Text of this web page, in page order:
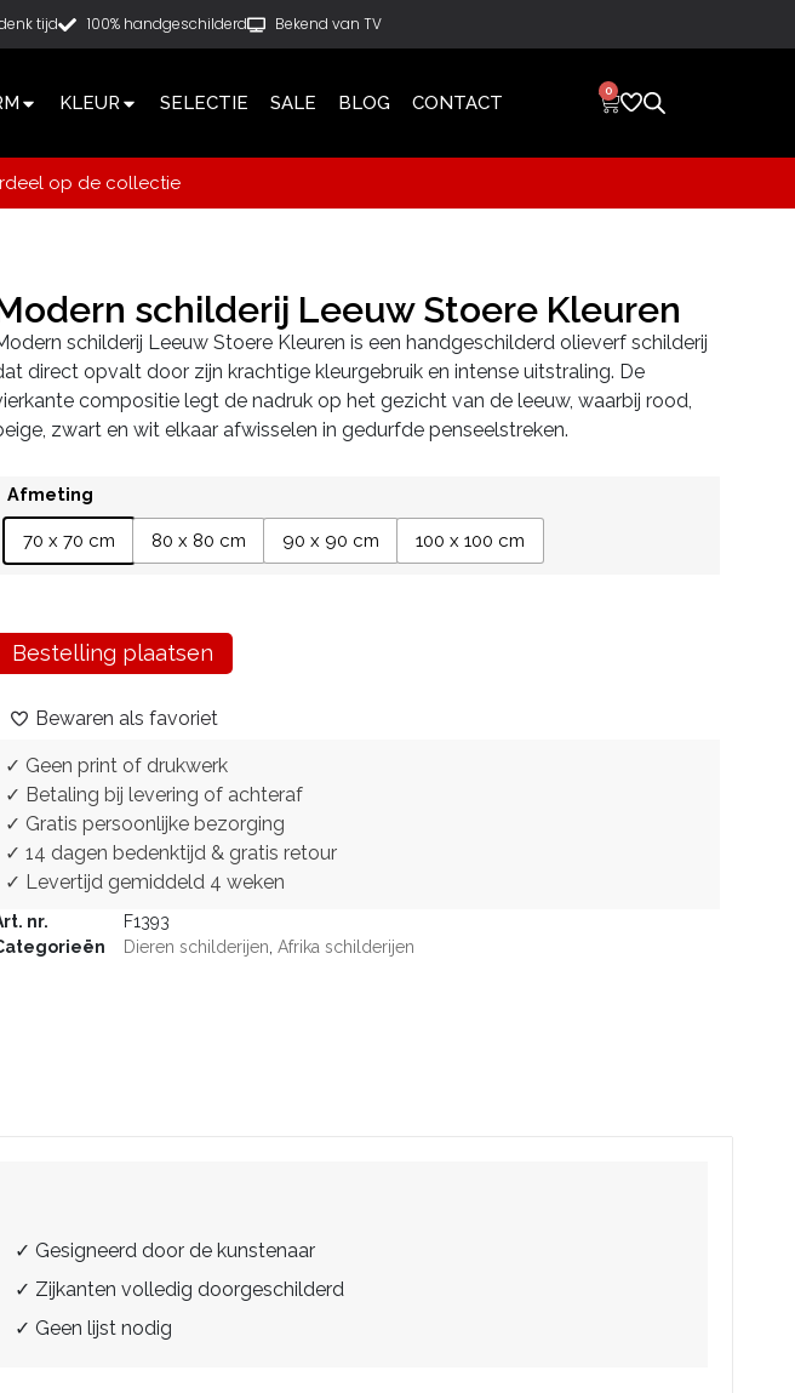
tijd 100% handgeschilderd Bekend van TV
KLEUR SELECTIE SALE BLOG CONTACT
0
op de collectie
schilderij Leeuw Stoere Kleuren
schilderij Leeuw Stoere Kleuren is een handgeschilderd olieverf schilderij
direct opvalt door zijn krachtige kleurgebruik en intense uitstraling. De
compositie legt de nadruk op het gezicht van de leeuw, waarbij rood,
zwart en wit elkaar afwisselen in gedurfde penseelstreken.
Afmeting
70 x 70 cm 80 x 80 cm 90 x 90 cm 100 x 100 cm
Bestelling plaatsen
Bewaren als favoriet
✓ Geen print of drukwerk
✓ Betaling bij levering of achteraf
✓ Gratis persoonlijke bezorging
✓ 14 dagen bedenktijd & gratis retour
✓ Levertijd gemiddeld 4 weken
nr.
F1393
Dieren schilderijen Afrika schilderijen
✓ Gesigneerd door de kunstenaar
✓ Zijkanten volledig doorgeschilderd
✓ Geen lijst nodig